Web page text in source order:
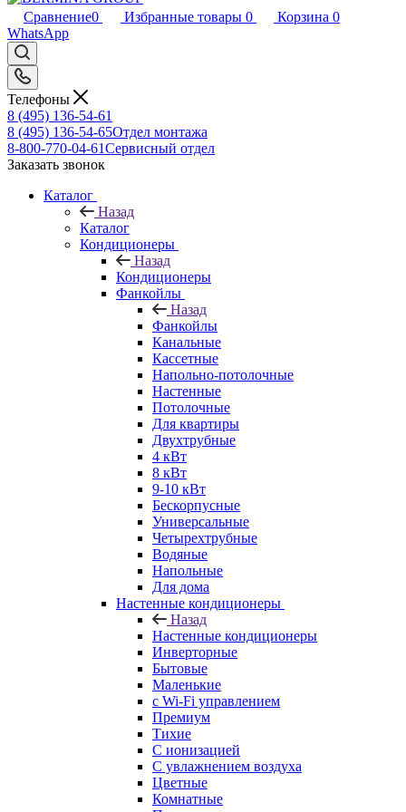
Сравнение0 Избранные товары 0 Корзина 0
WhatsApp
Телефоны
8 (495) 136-54-61
8 (495) 136-54-65Отдел монтажа
8-800-770-04-61Сервисный отдел
Заказать звонок
Каталог
Назад
Каталог
Кондиционеры
Назад
Кондиционеры
Фанкойлы
Назад
Фанкойлы
Канальные
Кассетные
Напольно-потолочные
Настенные
Потолочные
Для квартиры
Двухтрубные
4 кВт
8 кВт
9-10 кВт
Бескорпусные
Универсальные
Четырехтрубные
Водяные
Напольные
Для дома
Настенные кондиционеры
Назад
Настенные кондиционеры
Инверторные
Бытовые
Маленькие
с Wi-Fi управлением
Премиум
Тихие
С ионизацией
С увлажнением воздуха
Цветные
Комнатные